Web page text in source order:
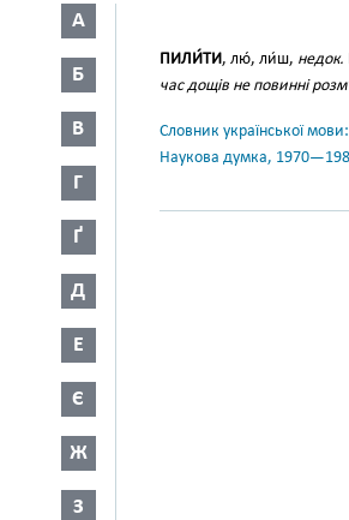
А
Б
В
Г
Ґ
Д
Е
Є
Ж
З
ПИЛИ́ТИ, лю́, ли́ш, недок.
час дощів не повинні
Словник української
Наукова думка,